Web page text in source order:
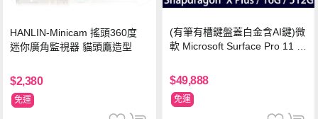
HANLIN-Minicam 搖頭360度
迷你廣角監視器 貓頭鷹造型
$2,380
免運
(有筆有槽鍵盤蓋白金含AI鍵)微
軟 Microsoft Surface Pro 11 (S
石墨黑
$49,888
免運